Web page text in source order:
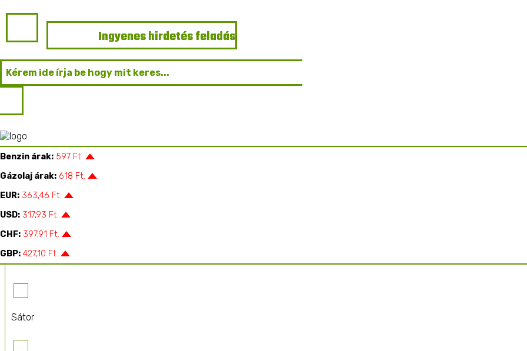
Ingyenes hirdetés feladás
Benzin árak: 597 Ft.
Gázolaj árak: 618 Ft.
EUR: 363,46 Ft.
USD: 317,93 Ft.
CHF: 397,91 Ft.
GBP: 427,10 Ft.
Mezőgazdasági Építmények
Összes...
Sátor